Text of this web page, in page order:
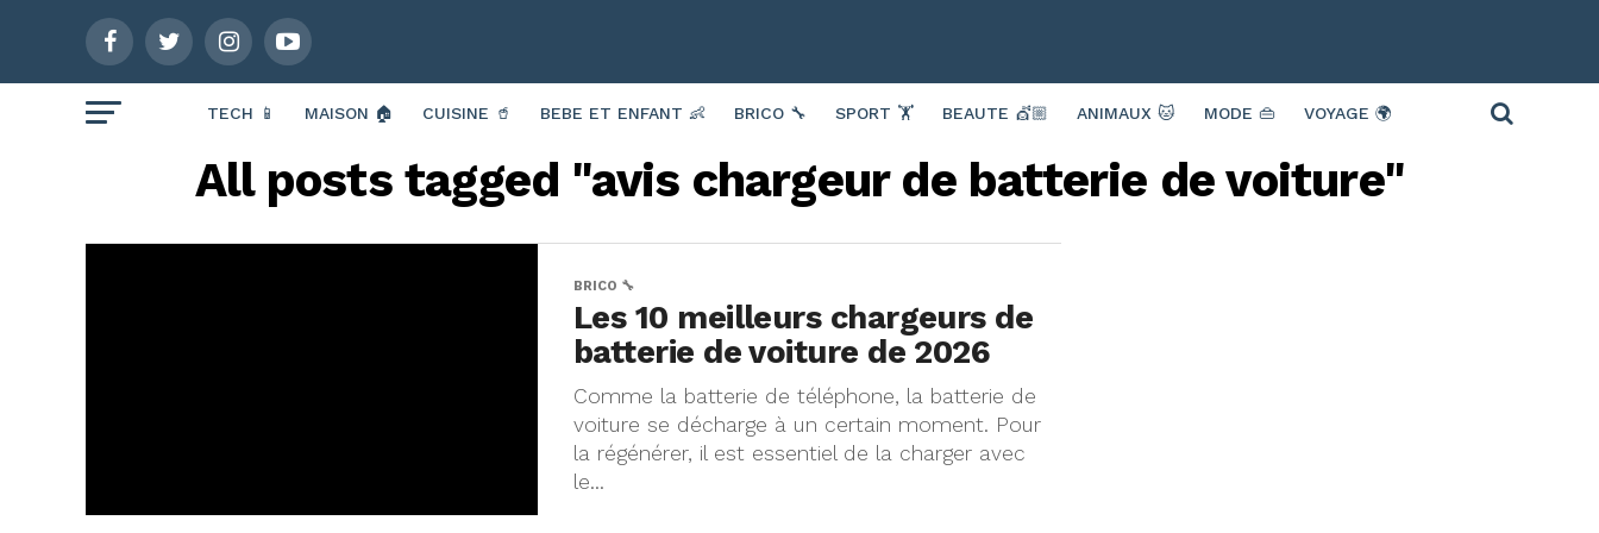
TECH 📱 MAISON 🏠 CUISINE 🥤 BEBE ET ENFANT 👶 BRICO 🔧 SPORT 🏋️ BEAUTE 💇🏼 ANIMAUX 🐱 MODE 👜 VOYAGE 🌍
All posts tagged "avis chargeur de batterie de voiture"
BRICO 🔧
Les 10 meilleurs chargeurs de
batterie de voiture de 2026
Comme la batterie de téléphone, la batterie de
voiture se décharge à un certain moment. Pour
la régénérer, il est essentiel de la charger avec
le...